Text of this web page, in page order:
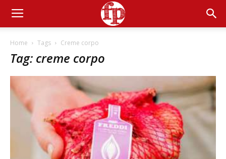
Home Tags Creme corpo
Tag: creme corpo